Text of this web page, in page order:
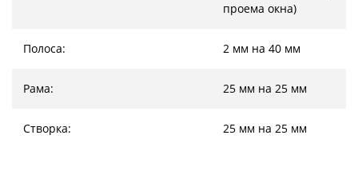
проема окна)
Полоса: 2 мм на 40 мм
Рама: 25 мм на 25 мм
Створка: 25 мм на 25 мм